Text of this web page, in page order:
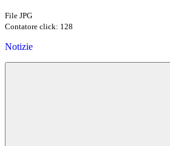
File JPG
Contatore click: 128
Notizie